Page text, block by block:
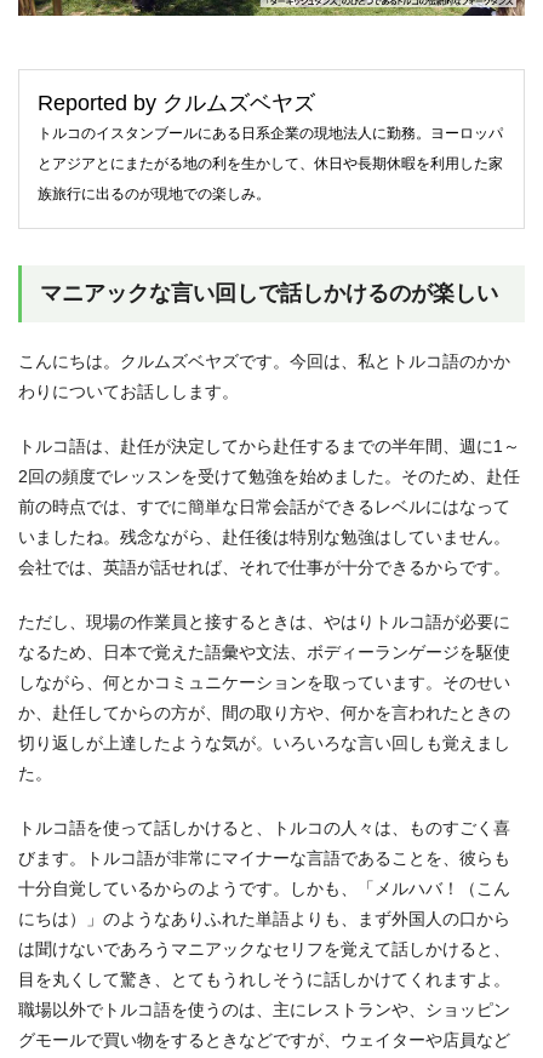
Reported by クルムズベヤズ
トルコのイスタンブールにある日系企業の現地法人に勤務。ヨーロッパ
とアジアとにまたがる地の利を生かして、休日や長期休暇を利用した家
族旅行に出るのが現地での楽しみ。
マニアックな言い回しで話しかけるのが楽しい
こんにちは。クルムズベヤズです。今回は、私とトルコ語のかか
わりについてお話しします。
トルコ語は、赴任が決定してから赴任するまでの半年間、週に1～
2回の頻度でレッスンを受けて勉強を始めました。そのため、赴任
前の時点では、すでに簡単な日常会話ができるレベルにはなって
いましたね。残念ながら、赴任後は特別な勉強はしていません。
会社では、英語が話せれば、それで仕事が十分できるからです。
ただし、現場の作業員と接するときは、やはりトルコ語が必要に
なるため、日本で覚えた語彙や文法、ボディーランゲージを駆使
しながら、何とかコミュニケーションを取っています。そのせい
か、赴任してからの方が、間の取り方や、何かを言われたときの
切り返しが上達したような気が。いろいろな言い回しも覚えまし
た。
トルコ語を使って話しかけると、トルコの人々は、ものすごく喜
びます。トルコ語が非常にマイナーな言語であることを、彼らも
十分自覚しているからのようです。しかも、「メルハバ！（こん
にちは）」のようなありふれた単語よりも、まず外国人の口から
は聞けないであろうマニアックなセリフを覚えて話しかけると、
目を丸くして驚き、とてもうれしそうに話しかけてくれますよ。
職場以外でトルコ語を使うのは、主にレストランや、ショッピン
グモールで買い物をするときなどですが、ウェイターや店員など